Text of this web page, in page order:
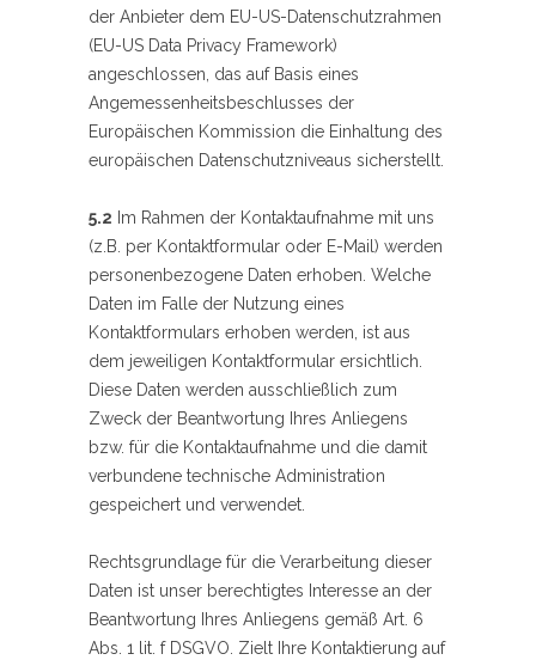
der Anbieter dem EU-US-Datenschutzrahmen
(EU-US Data Privacy Framework)
angeschlossen, das auf Basis eines
Angemessenheitsbeschlusses der
Europäischen Kommission die Einhaltung des
europäischen Datenschutzniveaus sicherstellt.
5.2 Im Rahmen der Kontaktaufnahme mit uns
(z.B. per Kontaktformular oder E-Mail) werden
personenbezogene Daten erhoben. Welche
Daten im Falle der Nutzung eines
Kontaktformulars erhoben werden, ist aus
dem jeweiligen Kontaktformular ersichtlich.
Diese Daten werden ausschließlich zum
Zweck der Beantwortung Ihres Anliegens
bzw. für die Kontaktaufnahme und die damit
verbundene technische Administration
gespeichert und verwendet.
Rechtsgrundlage für die Verarbeitung dieser
Daten ist unser berechtigtes Interesse an der
Beantwortung Ihres Anliegens gemäß Art. 6
Abs. 1 lit. f DSGVO. Zielt Ihre Kontaktierung auf